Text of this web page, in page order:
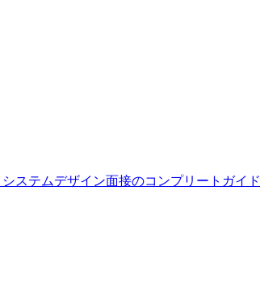
システムデザイン面接のコンプリートガイド